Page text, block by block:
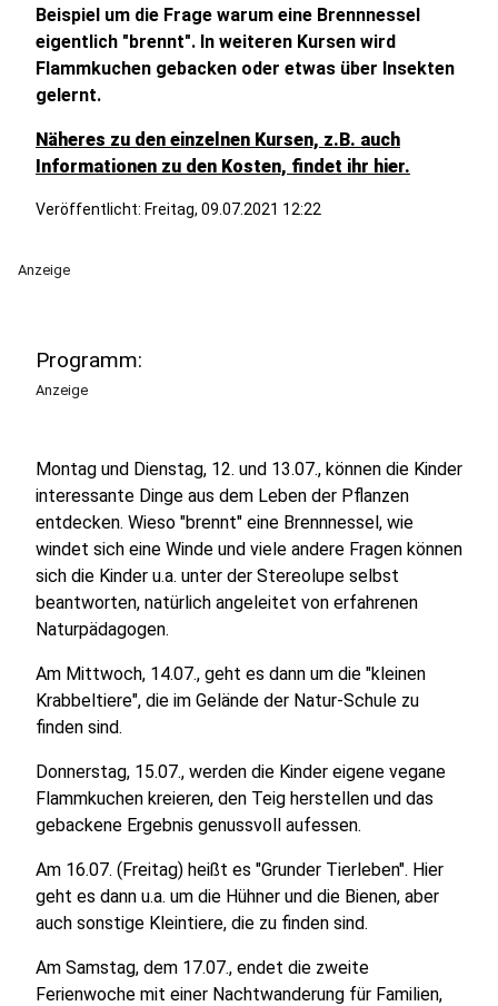
Beispiel um die Frage warum eine Brennnessel
eigentlich "brennt". In weiteren Kursen wird
Flammkuchen gebacken oder etwas über Insekten
gelernt.
Näheres zu den einzelnen Kursen, z.B. auch
Informationen zu den Kosten, findet ihr hier.
Veröffentlicht: Freitag, 09.07.2021 12:22
Anzeige
Programm:
Anzeige
Montag und Dienstag, 12. und 13.07., können die Kinder
interessante Dinge aus dem Leben der Pflanzen
entdecken. Wieso "brennt" eine Brennnessel, wie
windet sich eine Winde und viele andere Fragen können
sich die Kinder u.a. unter der Stereolupe selbst
beantworten, natürlich angeleitet von erfahrenen
Naturpädagogen.
Am Mittwoch, 14.07., geht es dann um die "kleinen
Krabbeltiere", die im Gelände der Natur-Schule zu
finden sind.
Donnerstag, 15.07., werden die Kinder eigene vegane
Flammkuchen kreieren, den Teig herstellen und das
gebackene Ergebnis genussvoll aufessen.
Am 16.07. (Freitag) heißt es "Grunder Tierleben". Hier
geht es dann u.a. um die Hühner und die Bienen, aber
auch sonstige Kleintiere, die zu finden sind.
Am Samstag, dem 17.07., endet die zweite
Ferienwoche mit einer Nachtwanderung für Familien,